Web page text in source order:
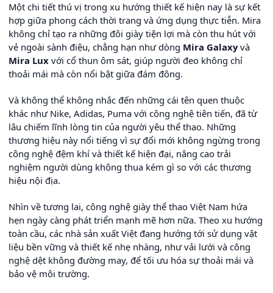
Một chi tiết thú vị trong xu hướng thiết kế hiện nay là sự kết
hợp giữa phong cách thời trang và ứng dụng thực tiễn. Mira
không chỉ tạo ra những đôi giày tiện lợi mà còn thu hút với
vẻ ngoài sành điệu, chẳng hạn như dòng Mira Galaxyvà
Mira Lux với cổ thun ôm sát, giúp người đeo không chỉ
thoải mái mà còn nổi bật giữa đám đông.
Và không thể không nhắc đến những cái tên quen thuộc
khác như Nike, Adidas, Puma với công nghệ tiên tiến, đã từ
lâu chiếm lĩnh lòng tin của người yêu thể thao. Những
thương hiệu này nổi tiếng vì sự đổi mới không ngừng trong
công nghệ đệm khí và thiết kế hiện đại, nâng cao trải
nghiệm người dùng không thua kém gì so với các thương
hiệu nội địa.
Nhìn về tương lai, công nghệ giày thể thao Việt Nam hứa
hẹn ngày càng phát triển mạnh mẽ hơn nữa. Theo xu hướng
toàn cầu, các nhà sản xuất Việt đang hướng tới sử dụng vật
liệu bền vững và thiết kế nhẹ nhàng, như vải lưới và công
nghệ dệt không đường may, để tối ưu hóa sự thoải mái và
bảo vệ môi trường.